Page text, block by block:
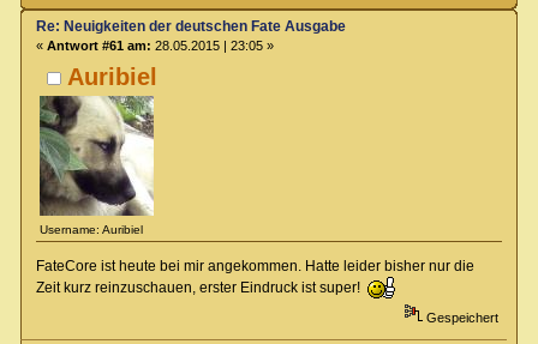
Auribiel
Username: Auribiel
Re: Neuigkeiten der deutschen Fate Ausgabe
« Antwort #61 am: 28.05.2015 | 23:05 »
FateCore ist heute bei mir angekommen. Hatte leider bisher nur die
Zeit kurz reinzuschauen, erster Eindruck ist super!
Gespeichert